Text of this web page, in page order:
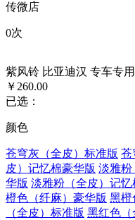
传微店
0次
紫风铃 比亚迪汉 专车专用
￥260.00
已选：
颜色
苍穹灰（全皮）标准版 苍
皮）记忆棉豪华版 淡雅粉
华版 淡雅粉（全皮）记忆
橙色（纤麻）豪华版 黑橙
（全皮）标准版 黑红色（